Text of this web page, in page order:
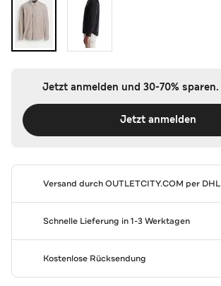
Jetzt anmelden und 30-70% sparen.
Jetzt anmelden
Versand durchOUTLETCITY.COM per DHL
Schnelle Lieferung in 1-3 Werktagen
Kostenlose Rücksendung